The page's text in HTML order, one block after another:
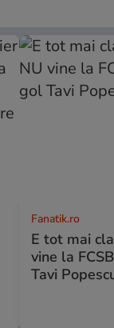
Fanatik.ro
E tot mai
vine la
Tavi